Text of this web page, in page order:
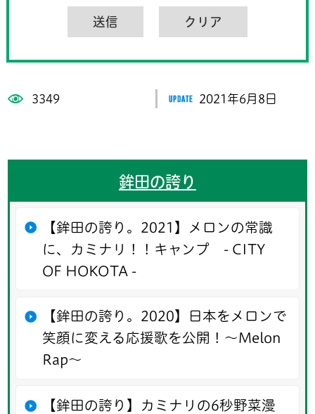
3349 2021年6月8日
鉾田の誇り
【鉾田の誇り。2021】メロンの常識
に、カミナリ！！キャンプ - CITY
OF HOKOTA -
【鉾田の誇り。2020】日本をメロンで
笑顔に変える応援歌を公開！～Melon
Rap～
【鉾田の誇り】カミナリの6秒野菜漫